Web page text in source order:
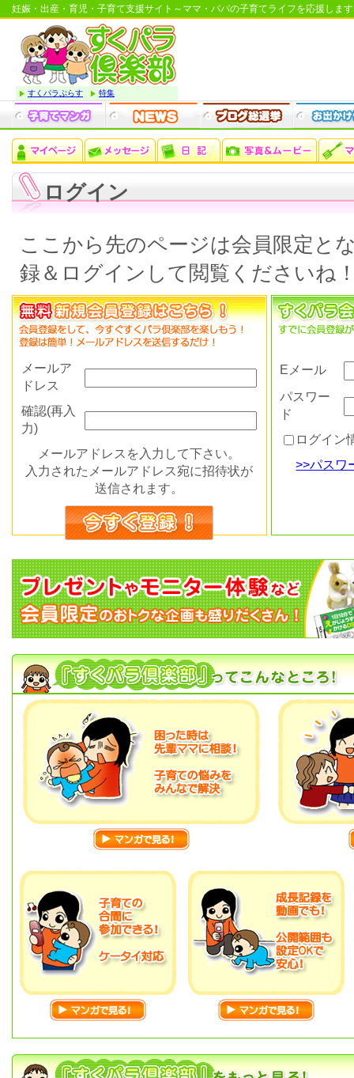
妊娠・出産・育児・子育て支援サイト～ママ・パパの子育てライフを応援しま
すくパラぷらす 特集
ログイン
ここから先のページは会員限定と
録＆ログインして閲覧くださいね
メールア
ドレス
確認(再入
力)
メールアドレスを入力して下さい。
入力されたメールアドレス宛に招待状が
送信されます。
Eメール
パスワー
ド
ログイン
>>パスワ